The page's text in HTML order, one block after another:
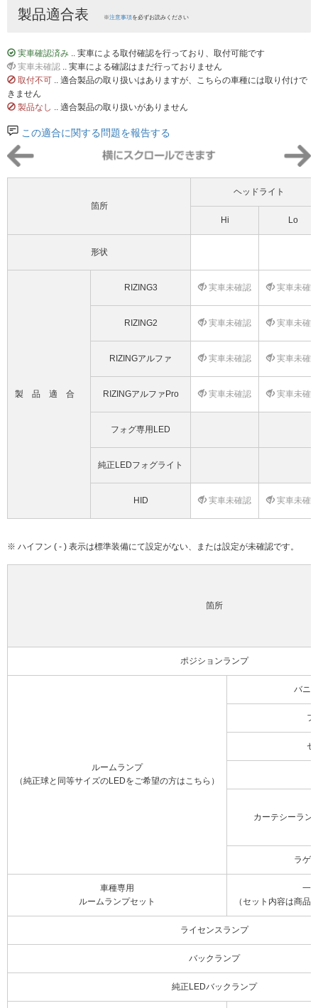
製品適合表 ※注意事項を必ずお読みください
実車確認済み .. 実車による取付確認を行っており、取付可能です
実車未確認 .. 実車による確認はまだ行っておりません
取付不可 .. 適合製品の取り扱いはありますが、こちらの車種には取り付けで
きません
製品なし .. 適合製品の取り扱いがありません
この適合に関する問題を報告する
箇所
ヘッドライト
Hi Lo
形状
製品適合
RIZING3 実車未確認 実車未確
RIZING2 実車未確認 実車未確
RIZINGアルファ 実車未確認 実車未確
RIZINGアルファPro 実車未確認 実車未確
フォグ専用LED
純正LEDフォグライト
HID 実車未確認 実車未確
※ ハイフン ( - ) 表示は標準装備にて設定がない、または設定が未確認です。
箇所
ポジションランプ
ルームランプ
（純正球と同等サイズのLEDをご希望の方はこちら）
バニ
フ
セ
カーテシーラン
ラゲ
車種専用
ルームランプセット
一
（セット内容は商品
ライセンスランプ
バックランプ
純正LEDバックランプ